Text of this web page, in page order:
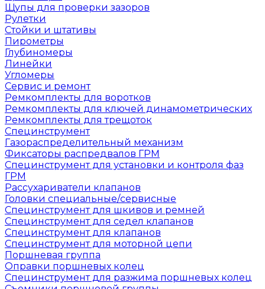
Щупы для проверки зазоров
Рулетки
Стойки и штативы
Пирометры
Глубиномеры
Линейки
Угломеры
Сервис и ремонт
Ремкомплекты для воротков
Ремкомплекты для ключей динамометрических
Ремкомплекты для трещоток
Специнструмент
Газораспределительный механизм
Фиксаторы распредвалов ГРМ
Специнструмент для установки и контроля фаз
ГРМ
Рассухариватели клапанов
Головки специальные/сервисные
Специнструмент для шкивов и ремней
Специнструмент для седел клапанов
Специнструмент для клапанов
Специнструмент для моторной цепи
Поршневая группа
Оправки поршневых колец
Специнструмент для разжима поршневых колец